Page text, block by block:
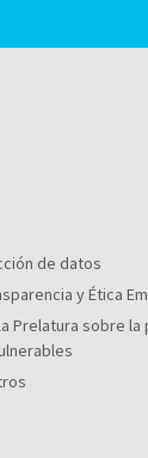
de datos
y Ética
Prelatura sobre